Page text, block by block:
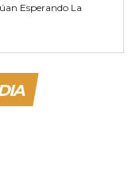
Esperando La